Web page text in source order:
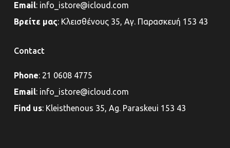
Email: info_istore@icloud.com
Βρείτε μας: Κλεισθένους 35, Αγ. Παρασκευή 153 43
Contact
Phone: 21 0608 4775
Email: info_istore@icloud.com
Find us: Kleisthenous 35, Ag. Paraskeui 153 43